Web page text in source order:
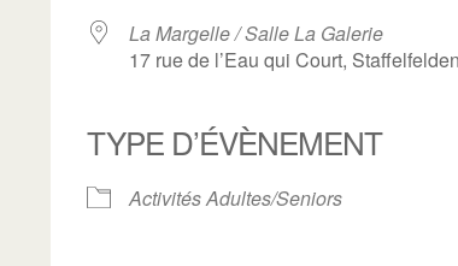
iCalendar
La Margelle / Salle La Galerie
17 rue de l’Eau qui Court,
TYPE D’ÉVÈNEMENT
Activités Adultes/Seniors